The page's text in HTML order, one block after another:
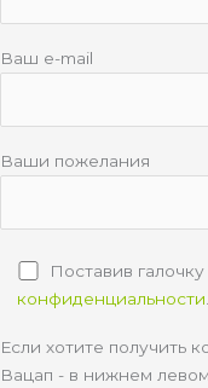
Ваш e-mail
Ваши пожелания
Поставив
конфиденциальности.
Если хотите получить
Вацап - в нижнем